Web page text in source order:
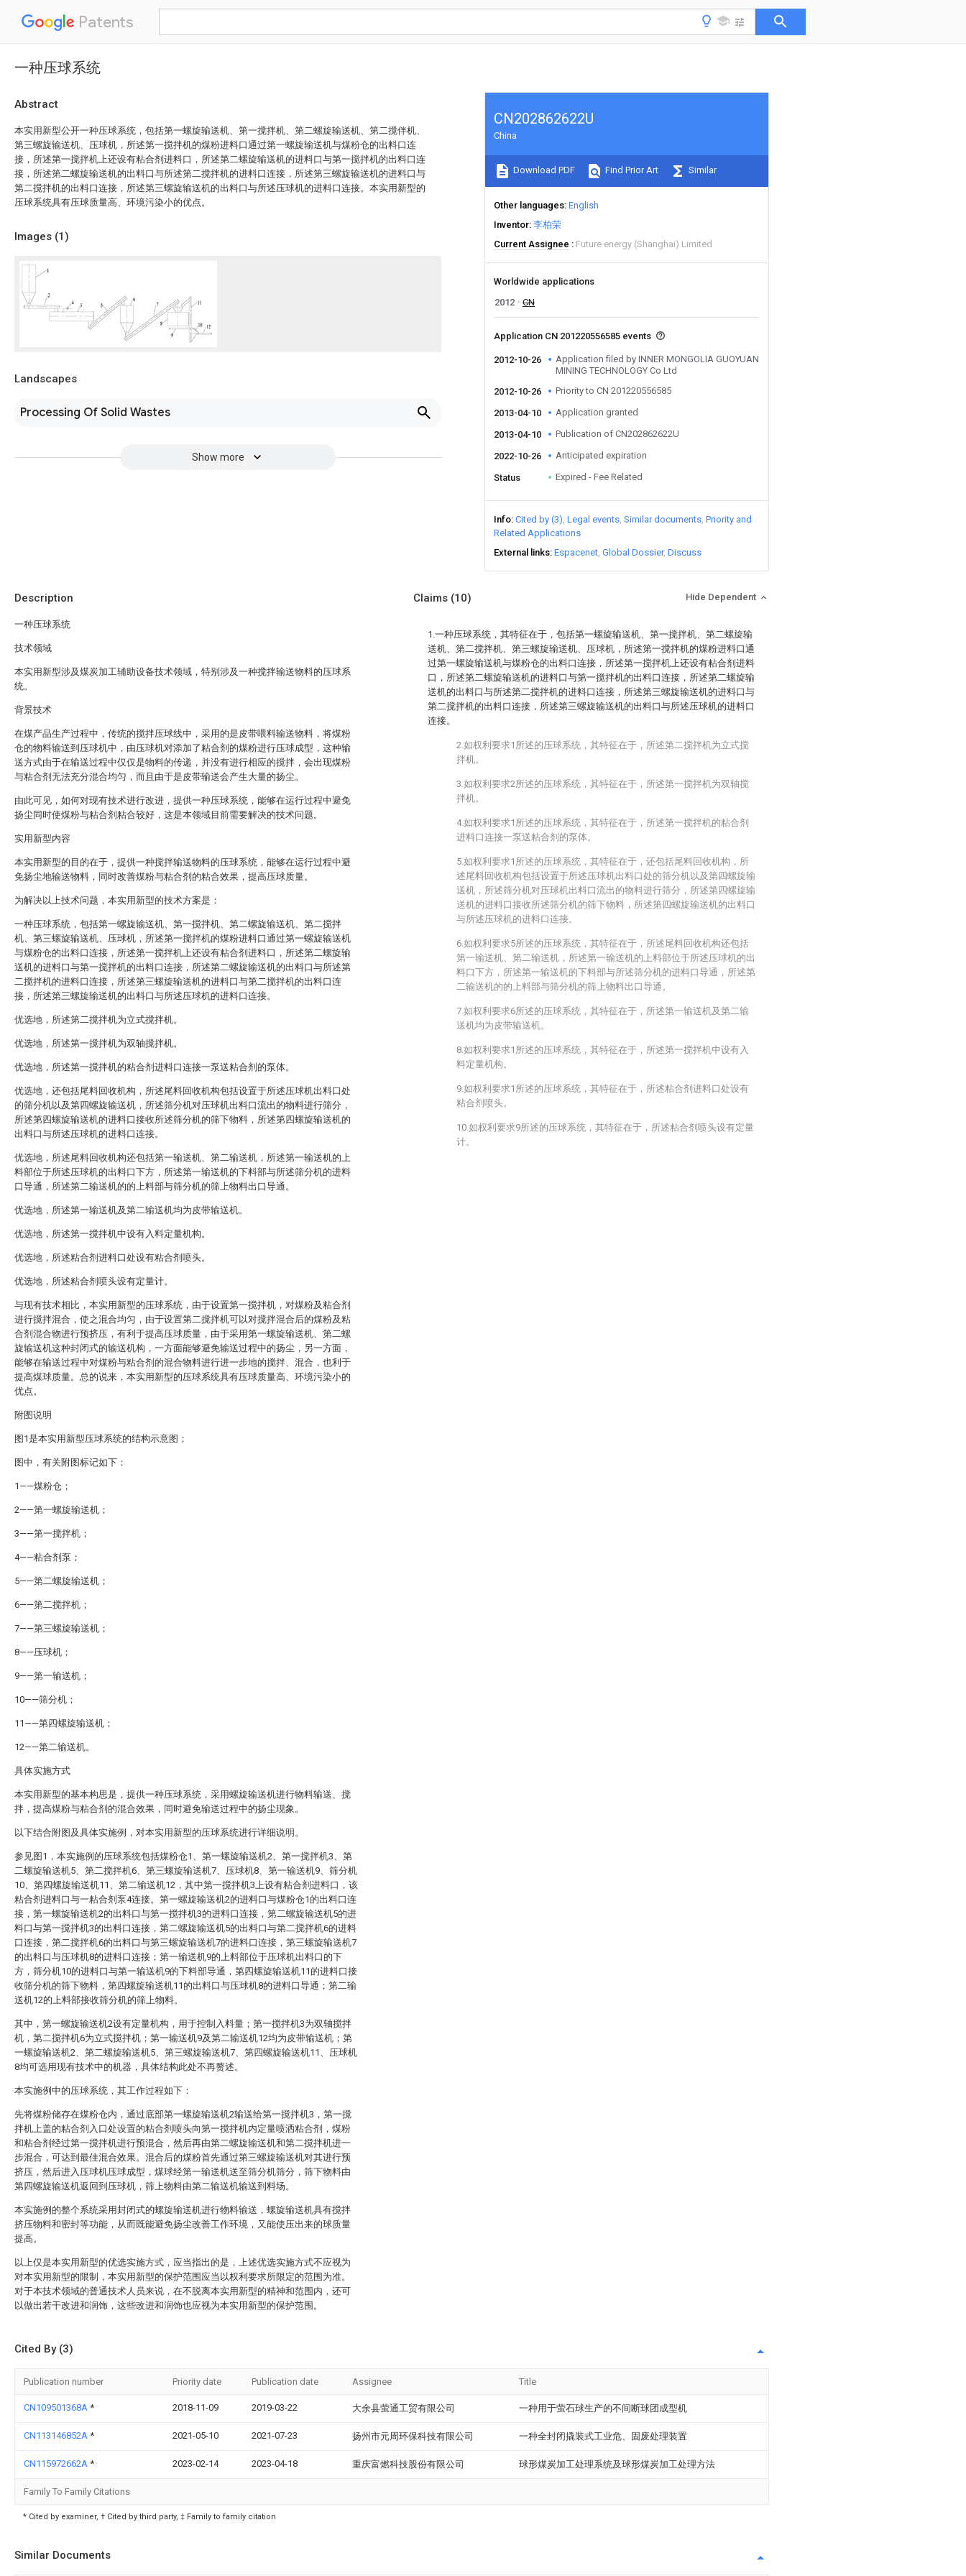
Patents
一种压球系统
Abstract
本实用新型公开一种压球系统，包括第一螺旋输送机、第一搅拌机、第二螺旋输送机、第二搅伴机、
第三螺旋输送机、压球机，所述第一搅拌机的煤粉进料口通过第一螺旋输送机与煤粉仓的出料口连
接，所述第一搅拌机上还设有粘合剂进料口，所述第二螺旋输送机的进料口与第一搅拌机的出料口连
接，所述第二螺旋输送机的出料口与所述第二搅拌机的进料口连接，所述第三螺旋输送机的进料口与
第二搅拌机的出料口连接，所述第三螺旋输送机的出料口与所述压球机的进料口连接。本实用新型的
压球系统具有压球质量高、环境污染小的优点。
Images (1)
Landscapes
Processing Of Solid Wastes
Show more
CN202862622U
China
Download PDF Find Prior Art Similar
Other languages English
Inventor 李柏荣
Current Assignee
Future energy (Shanghai) Limited
Worldwide applications
2012
CN
Application CN 201220556585 events
2012-10-26
Application filed by INNER MONGOLIA GUOYUAN
MINING TECHNOLOGY Co Ltd
2012-10-26
Priority to CN 201220556585
2013-04-10 Application granted
2013-04-10 Publication of CN202862622U
2022-10-26 Anticipated expiration
Status Expired - Fee Related
Info Cited by (3) Legal events Similar documents Priority and
Related Applications
External links Espacenet Global Dossier Discuss
Description
一种压球系统
技术领域
本实用新型涉及煤炭加工辅助设备技术领域，特别涉及一种搅拌输送物料的压球系
统。
背景技术
在煤产品生产过程中，传统的搅拌压球线中，采用的是皮带喂料输送物料，将煤粉
仓的物料输送到压球机中，由压球机对添加了粘合剂的煤粉进行压球成型，这种输
送方式由于在输送过程中仅仅是物料的传递，并没有进行相应的搅拌，会出现煤粉
与粘合剂无法充分混合均匀，而且由于是皮带输送会产生大量的扬尘。
由此可见，如何对现有技术进行改进，提供一种压球系统，能够在运行过程中避免
扬尘同时使煤粉与粘合剂粘合较好，这是本领域目前需要解决的技术问题。
实用新型内容
本实用新型的目的在于，提供一种搅拌输送物料的压球系统，能够在运行过程中避
免扬尘地输送物料，同时改善煤粉与粘合剂的粘合效果，提高压球质量。
为解决以上技术问题，本实用新型的技术方案是：
一种压球系统，包括第一螺旋输送机、第一搅拌机、第二螺旋输送机、第二搅拌
机、第三螺旋输送机、压球机，所述第一搅拌机的煤粉进料口通过第一螺旋输送机
与煤粉仓的出料口连接，所述第一搅拌机上还设有粘合剂进料口，所述第二螺旋输
送机的进料口与第一搅拌机的出料口连接，所述第二螺旋输送机的出料口与所述第
二搅拌机的进料口连接，所述第三螺旋输送机的进料口与第二搅拌机的出料口连
接，所述第三螺旋输送机的出料口与所述压球机的进料口连接。
优选地，所述第二搅拌机为立式搅拌机。
优选地，所述第一搅拌机为双轴搅拌机。
优选地，所述第一搅拌机的粘合剂进料口连接一泵送粘合剂的泵体。
优选地，还包括尾料回收机构，所述尾料回收机构包括设置于所述压球机出料口处
的筛分机以及第四螺旋输送机，所述筛分机对压球机出料口流出的物料进行筛分，
所述第四螺旋输送机的进料口接收所述筛分机的筛下物料，所述第四螺旋输送机的
出料口与所述压球机的进料口连接。
优选地，所述尾料回收机构还包括第一输送机、第二输送机，所述第一输送机的上
料部位于所述压球机的出料口下方，所述第一输送机的下料部与所述筛分机的进料
口导通，所述第二输送机的的上料部与筛分机的筛上物料出口导通。
优选地，所述第一输送机及第二输送机均为皮带输送机。
优选地，所述第一搅拌机中设有入料定量机构。
优选地，所述粘合剂进料口处设有粘合剂喷头。
优选地，所述粘合剂喷头设有定量计。
与现有技术相比，本实用新型的压球系统，由于设置第一搅拌机，对煤粉及粘合剂
进行搅拌混合，使之混合均匀，由于设置第二搅拌机可以对搅拌混合后的煤粉及粘
合剂混合物进行预挤压，有利于提高压球质量，由于采用第一螺旋输送机、第二螺
旋输送机这种封闭式的输送机构，一方面能够避免输送过程中的扬尘，另一方面，
能够在输送过程中对煤粉与粘合剂的混合物料进行进一步地的搅拌、混合，也利于
提高煤球质量。总的说来，本实用新型的压球系统具有压球质量高、环境污染小的
优点。
附图说明
图1是本实用新型压球系统的结构示意图；
图中，有关附图标记如下：
1——煤粉仓；
2——第一螺旋输送机；
3——第一搅拌机；
4——粘合剂泵；
5——第二螺旋输送机；
6——第二搅拌机；
7——第三螺旋输送机；
8——压球机；
9——第一输送机；
10——筛分机；
11——第四螺旋输送机；
12——第二输送机。
具体实施方式
本实用新型的基本构思是，提供一种压球系统，采用螺旋输送机进行物料输送、搅
拌，提高煤粉与粘合剂的混合效果，同时避免输送过程中的扬尘现象。
以下结合附图及具体实施例，对本实用新型的压球系统进行详细说明。
参见图1，本实施例的压球系统包括煤粉仓1、第一螺旋输送机2、第一搅拌机3、第
二螺旋输送机5、第二搅拌机6、第三螺旋输送机7、压球机8、第一输送机9、筛分机
10、第四螺旋输送机11、第二输送机12，其中第一搅拌机3上设有粘合剂进料口，该
粘合剂进料口与一粘合剂泵4连接。第一螺旋输送机2的进料口与煤粉仓1的出料口连
接，第一螺旋输送机2的出料口与第一搅拌机3的进料口连接，第二螺旋输送机5的进
料口与第一搅拌机3的出料口连接，第二螺旋输送机5的出料口与第二搅拌机6的进料
口连接，第二搅拌机6的出料口与第三螺旋输送机7的进料口连接，第三螺旋输送机7
的出料口与压球机8的进料口连接；第一输送机9的上料部位于压球机出料口的下
方，筛分机10的进料口与第一输送机9的下料部导通，第四螺旋输送机11的进料口接
收筛分机的筛下物料，第四螺旋输送机11的出料口与压球机8的进料口导通；第二输
送机12的上料部接收筛分机的筛上物料。
其中，第一螺旋输送机2设有定量机构，用于控制入料量；第一搅拌机3为双轴搅拌
机，第二搅拌机6为立式搅拌机；第一输送机9及第二输送机12均为皮带输送机；第
一螺旋输送机2、第二螺旋输送机5、第三螺旋输送机7、第四螺旋输送机11、压球机
8均可选用现有技术中的机器，具体结构此处不再赘述。
本实施例中的压球系统，其工作过程如下：
先将煤粉储存在煤粉仓内，通过底部第一螺旋输送机2输送给第一搅拌机3，第一搅
拌机上盖的粘合剂入口处设置的粘合剂喷头向第一搅拌机内定量喷洒粘合剂，煤粉
和粘合剂经过第一搅拌机进行预混合，然后再由第二螺旋输送机和第二搅拌机进一
步混合，可达到最佳混合效果。混合后的煤粉首先通过第三螺旋输送机对其进行预
挤压，然后进入压球机压球成型，煤球经第一输送机送至筛分机筛分，筛下物料由
第四螺旋输送机返回到压球机，筛上物料由第二输送机输送到料场。
本实施例的整个系统采用封闭式的螺旋输送机进行物料输送，螺旋输送机具有搅拌
挤压物料和密封等功能，从而既能避免扬尘改善工作环境，又能使压出来的球质量
提高。
以上仅是本实用新型的优选实施方式，应当指出的是，上述优选实施方式不应视为
对本实用新型的限制，本实用新型的保护范围应当以权利要求所限定的范围为准。
对于本技术领域的普通技术人员来说，在不脱离本实用新型的精神和范围内，还可
以做出若干改进和润饰，这些改进和润饰也应视为本实用新型的保护范围。
Claims (10) Hide Dependent
1.一种压球系统，其特征在于，包括第一螺旋输送机、第一搅拌机、第二螺旋输
送机、第二搅拌机、第三螺旋输送机、压球机，所述第一搅拌机的煤粉进料口通
过第一螺旋输送机与煤粉仓的出料口连接，所述第一搅拌机上还设有粘合剂进料
口，所述第二螺旋输送机的进料口与第一搅拌机的出料口连接，所述第二螺旋输
送机的出料口与所述第二搅拌机的进料口连接，所述第三螺旋输送机的进料口与
第二搅拌机的出料口连接，所述第三螺旋输送机的出料口与所述压球机的进料口
连接。
2.如权利要求1所述的压球系统，其特征在于，所述第二搅拌机为立式搅
拌机。
3.如权利要求2所述的压球系统，其特征在于，所述第一搅拌机为双轴搅
拌机。
4.如权利要求1所述的压球系统，其特征在于，所述第一搅拌机的粘合剂
进料口连接一泵送粘合剂的泵体。
5.如权利要求1所述的压球系统，其特征在于，还包括尾料回收机构，所
述尾料回收机构包括设置于所述压球机出料口处的筛分机以及第四螺旋输
送机，所述筛分机对压球机出料口流出的物料进行筛分，所述第四螺旋输
送机的进料口接收所述筛分机的筛下物料，所述第四螺旋输送机的出料口
与所述压球机的进料口连接。
6.如权利要求5所述的压球系统，其特征在于，所述尾料回收机构还包括
第一输送机、第二输送机，所述第一输送机的上料部位于所述压球机的出
料口下方，所述第一输送机的下料部与所述筛分机的进料口导通，所述第
二输送机的的上料部与筛分机的筛上物料出口导通。
7.如权利要求6所述的压球系统，其特征在于，所述第一输送机及第二输
送机均为皮带输送机。
8.如权利要求1所述的压球系统，其特征在于，所述第一搅拌机中设有入
料定量机构。
9.如权利要求1所述的压球系统，其特征在于，所述粘合剂进料口处设有
粘合剂喷头。
10.如权利要求9所述的压球系统，其特征在于，所述粘合剂喷头设有定量
计。
Cited By (3)
Publication number Priority date Publication date Assignee Title
CN109501368A * 2018-11-09 2019-03-22 大余县萤通工贸有限公司 一种用于萤石球生产的不间断球团成型机
CN113146852A * 2021-05-10 2021-07-23 扬州市元周环保科技有限公司 一种全封闭撬装式工业危、固废处理装置
CN115972662A * 2023-02-14 2023-04-18 重庆富燃科技股份有限公司 球形煤炭加工处理系统及球形煤炭加工处理方法
Family To Family Citations
* Cited by examiner, † Cited by third party, ‡ Family to family citation
Similar Documents